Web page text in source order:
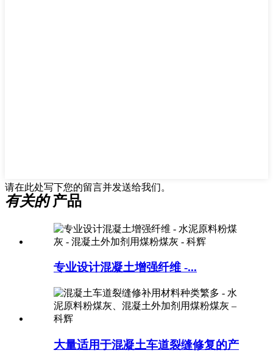
请在此处写下您的留言并发送给我们。
有关的产品
专业设计混凝土增强纤维 -...
大量适用于混凝土车道裂缝修复的产